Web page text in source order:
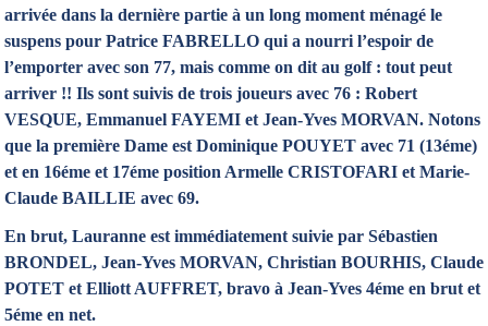
arrivée dans la dernière partie à un long moment ménagé le
suspens pour Patrice FABRELLO qui a nourri l’espoir de
l’emporter avec son 77, mais comme on dit au golf : tout peut
arriver !! Ils sont suivis de trois joueurs avec 76 : Robert
VESQUE, Emmanuel FAYEMI et Jean-Yves MORVAN. Notons
que la première Dame est Dominique POUYET avec 71 (13éme)
et en 16éme et 17éme position Armelle CRISTOFARI et Marie-
Claude BAILLIE avec 69.
En brut, Lauranne est immédiatement suivie par Sébastien
BRONDEL, Jean-Yves MORVAN, Christian BOURHIS, Claude
POTET et Elliott AUFFRET, bravo à Jean-Yves 4éme en brut et
5éme en net.